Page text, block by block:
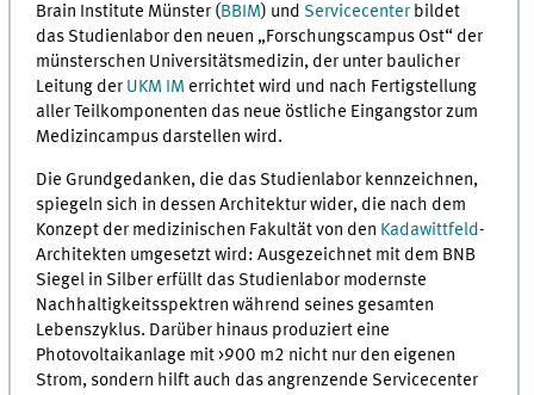
Brain Institute Münster (BBIM) und Servicecenter bildet
das Studienlabor den neuen „Forschungscampus Ost“ der
münsterschen Universitätsmedizin, der unter baulicher
Leitung der UKM IM errichtet wird und nach Fertigstellung
aller Teilkomponenten das neue östliche Eingangstor zum
Medizincampus darstellen wird.
Die Grundgedanken, die das Studienlabor kennzeichnen,
spiegeln sich in dessen Architektur wider, die nach dem
Konzept der medizinischen Fakultät von den Kadawittfeld-
Architekten umgesetzt wird: Ausgezeichnet mit dem BNB
Siegel in Silber erfüllt das Studienlabor modernste
Nachhaltigkeitsspektren während seines gesamten
Lebenszyklus. Darüber hinaus produziert eine
Photovoltaikanlage mit >900 m2 nicht nur den eigenen
Strom, sondern hilft auch das angrenzende Servicecenter